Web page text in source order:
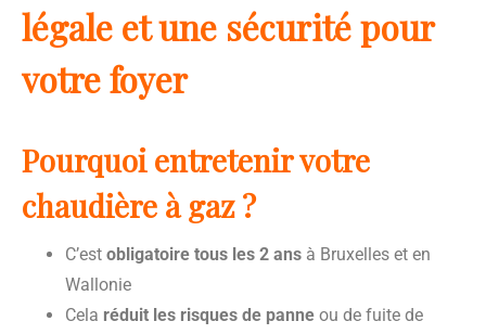
légale et une sécurité pour
votre foyer
Pourquoi entretenir votre
chaudière à gaz ?
C’est obligatoire tous les 2 ans à Bruxelles et en
Wallonie
Cela réduit les risques de panne ou de fuite de